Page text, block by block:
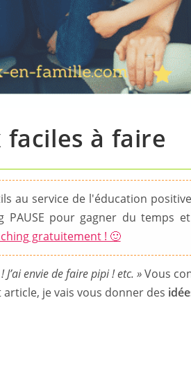
faciles à faire
au service de l'éducation
pour gagner du temps
gratuitement ! 🙂
J’ai envie de faire pipi ! etc. »Vous
je vais vous donner des